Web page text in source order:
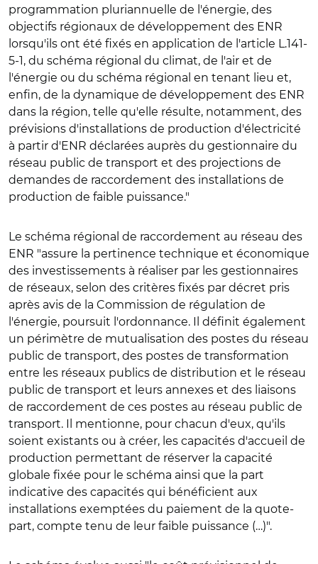
programmation pluriannuelle de l'énergie, des
objectifs régionaux de développement des ENR
lorsqu'ils ont été fixés en application de l'article L.141-
5-1, du schéma régional du climat, de l'air et de
l'énergie ou du schéma régional en tenant lieu et,
enfin, de la dynamique de développement des ENR
dans la région, telle qu'elle résulte, notamment, des
prévisions d'installations de production d'électricité
à partir d'ENR déclarées auprès du gestionnaire du
réseau public de transport et des projections de
demandes de raccordement des installations de
production de faible puissance."
Le schéma régional de raccordement au réseau des
ENR "assure la pertinence technique et économique
des investissements à réaliser par les gestionnaires
de réseaux, selon des critères fixés par décret pris
après avis de la Commission de régulation de
l'énergie, poursuit l'ordonnance. Il définit également
un périmètre de mutualisation des postes du réseau
public de transport, des postes de transformation
entre les réseaux publics de distribution et le réseau
public de transport et leurs annexes et des liaisons
de raccordement de ces postes au réseau public de
transport. Il mentionne, pour chacun d'eux, qu'ils
soient existants ou à créer, les capacités d'accueil de
production permettant de réserver la capacité
globale fixée pour le schéma ainsi que la part
indicative des capacités qui bénéficient aux
installations exemptées du paiement de la quote-
part, compte tenu de leur faible puissance (…)".